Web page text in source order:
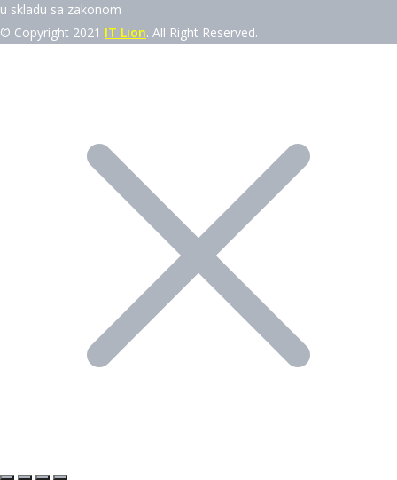
u skladu sa zakonom
© Copyright 2021 IT Lion. All Right Reserved.